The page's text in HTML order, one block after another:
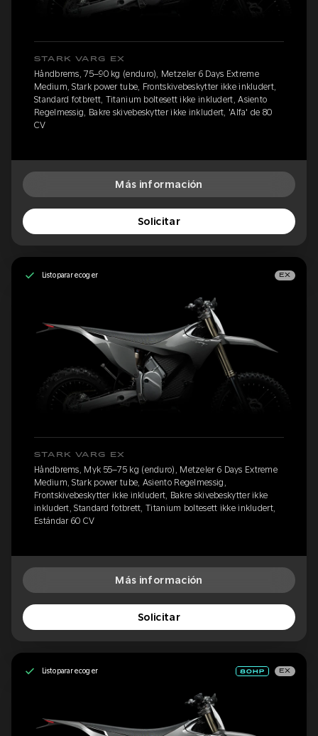
STARK VARG EX
Håndbrems, 75–90 kg (enduro), Metzeler 6 Days Extreme
Medium, Stark power tube, Frontskivebeskytter ikke inkludert,
Standard fotbrett, Titanium boltesett ikke inkludert, Asiento
Regelmessig, Bakre skivebeskytter ikke inkludert, 'Alfa' de 80
CV
Más información
Solicitar
Listo para recoger EX
STARK VARG EX
Håndbrems, Myk 55–75 kg (enduro), Metzeler 6 Days Extreme
Medium, Stark power tube, Asiento Regelmessig,
Frontskivebeskytter ikke inkludert, Bakre skivebeskytter ikke
inkludert, Standard fotbrett, Titanium boltesett ikke inkludert,
Estándar 60 CV
Más información
Solicitar
Listo para recoger EX